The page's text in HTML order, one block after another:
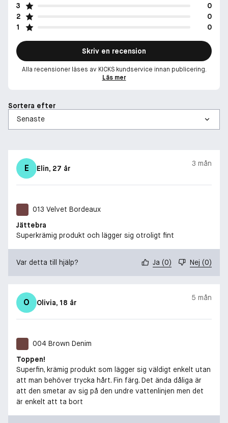
3
0
2
0
1
0
Skriv en recension
Alla recensioner läses av KICKS kundservice innan publicering.
Läs mer
Sortera efter
E Elin, 27 år
3 mån
013 Velvet Bordeaux
Jättebra
Superkrämig produkt och lägger sig otroligt fint
Var detta till hjälp? Ja (0) Nej (0)
O Olivia, 18 år
5 mån
004 Brown Denim
Toppen!
Superfin, krämig produkt som lägger sig väldigt enkelt utan
att man behöver trycka hårt. Fin färg. Det ända dåliga är
att den smetar av sig på den undre vattenlinjen men det
är enkelt att ta bort